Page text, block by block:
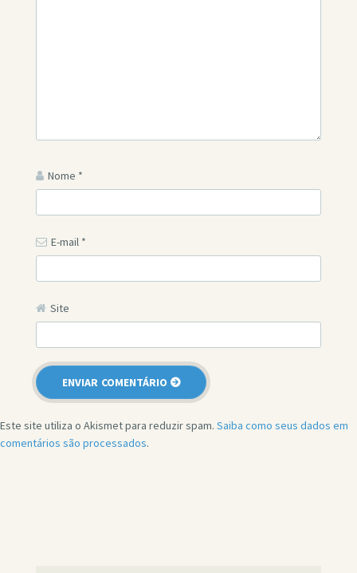
Nome *
E-mail *
Site
Este site utiliza o Akismet para reduzir spam. Saiba como seus dados em
comentários são processados.